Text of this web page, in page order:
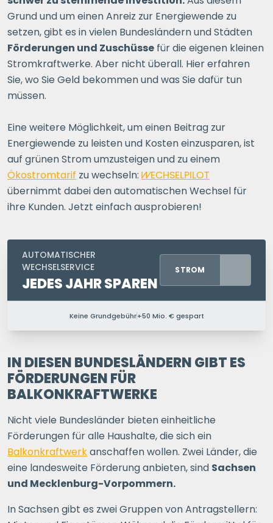
Grund und um einen Anreiz zur Energiewende zu
setzen, gibt es in vielen Bundesländern und Städten
Förderungen und Zuschüsse für die eigenen kleinen
Stromkraftwerke. Aber nicht überall. Hier erfahren
Sie, wo Sie Geld bekommen und was Sie dafür tun
müssen.
Eine weitere Möglichkeit, um einen Beitrag zur
Energiewende zu leisten und Kosten einzusparen, ist
auf grünen Strom umzusteigen und zu einem
Ökostromtarif zu wechseln: WECHSELPILOT
übernimmt dabei den automatischen Wechsel für
ihre Kunden. Jetzt einfach ausprobieren!
AUTOMATISCHER
WECHSELSERVICE
JEDES JAHR SPAREN
STROM
PERSONEN IM HAUSHALT
Ihre Postleitzahl
ERSPARNIS BERECHNEN
oderdirekt registrieren
Keine Grundgebühr+50 Mio. € gespart
IN DIESEN BUNDESLÄNDERN GIBT ES
FÖRDERUNGEN FÜR
BALKONKRAFTWERKE
Nicht viele Bundesländer bieten einheitliche
Förderungen für alle Haushalte, die sich ein
Balkonkraftwerkanschaffen wollen. Zwei Länder, die
eine landesweite Förderung anbieten, sind Sachsen
und Mecklenburg-Vorpommern.
In Sachsen gibt es zwei Gruppen von Antragstellern: